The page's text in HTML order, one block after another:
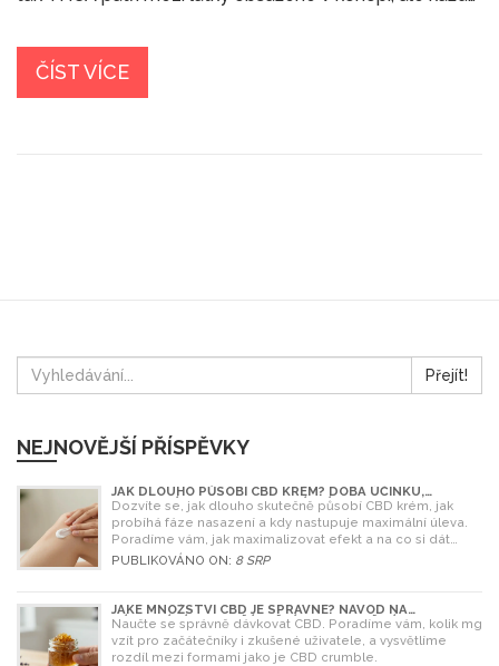
pomůžou lépe porozumět jejich vlivu a možná i zvolit,
který variant je pro tebe nejlepší.
ČÍST VÍCE
Přejít!
NEJNOVĚJŠÍ PŘÍSPĚVKY
JAK DLOUHO PŮSOBÍ CBD KRÉM? DOBA ÚČINKU,
NASAZENÍ A TIPY PRO MAXIMÁLNÍ EFEKT
Dozvíte se, jak dlouho skutečně působí CBD krém, jak
probíhá fáze nasazení a kdy nastupuje maximální úleva.
Poradíme vám, jak maximalizovat efekt a na co si dát
pozor.
PUBLIKOVÁNO ON: 8 SRP
JAKÉ MNOŽSTVÍ CBD JE SPRÁVNÉ? NÁVOD NA
DÁVKOVÁNÍ PRO ZAČÁTEČNÍKY I POKROČILÉ
Naučte se správně dávkovat CBD. Poradíme vám, kolik mg
vzít pro začátečníky i zkušené uživatele, a vysvětlíme
rozdíl mezi formami jako je CBD crumble.